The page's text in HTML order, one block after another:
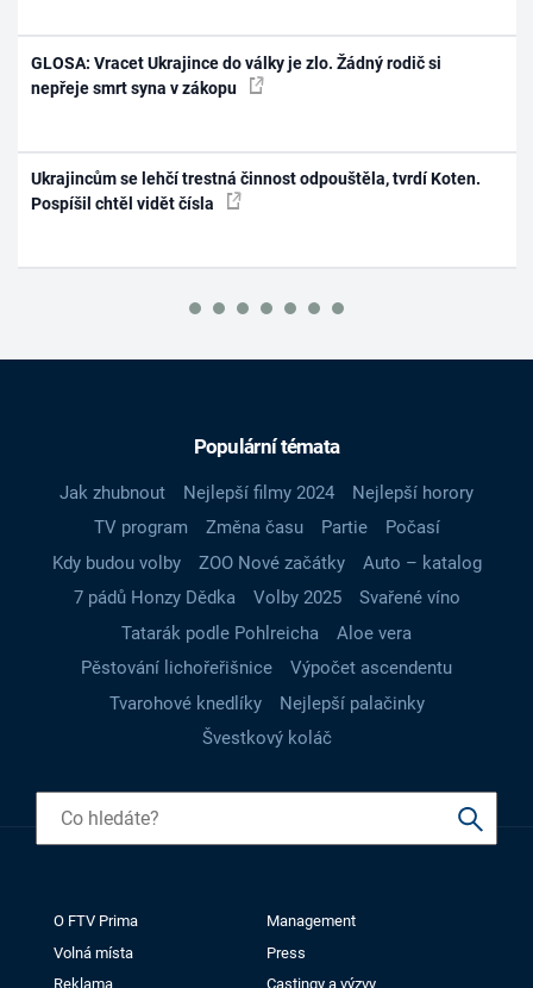
GLOSA: Vracet Ukrajince do války je zlo. Žádný rodič si
nepřeje smrt syna v zákopu
Ukrajincům se lehčí trestná činnost odpouštěla, tvrdí Koten.
Pospíšil chtěl vidět čísla
Populární témata
Jak zhubnout Nejlepší filmy 2024
Nejlepší horory
TV program
Změna času Partie
Počasí
Kdy budou volby
ZOO Nové začátky
Auto – katalog
7 pádů Honzy Dědka
Volby 2025
Svařené víno
Tatarák podle Pohlreicha
Aloe vera
Pěstování lichořeřišnice
Výpočet ascendentu
Tvarohové knedlíky
Nejlepší palačinky
Švestkový koláč
O FTV Prima
Management
Volná místa
Press
Reklama
Castingy a výzvy